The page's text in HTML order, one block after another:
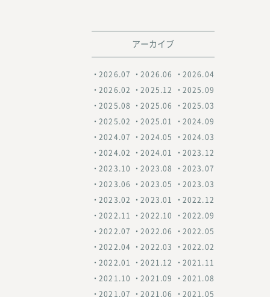
アーカイブ
2026.07 2026.06 2026.04
2026.02 2025.12 2025.09
2025.08 2025.06 2025.03
2025.02 2025.01 2024.09
2024.07 2024.05 2024.03
2024.02 2024.01 2023.12
2023.10 2023.08 2023.07
2023.06 2023.05 2023.03
2023.02 2023.01 2022.12
2022.11 2022.10 2022.09
2022.07 2022.06 2022.05
2022.04 2022.03 2022.02
2022.01 2021.12 2021.11
2021.10 2021.09 2021.08
2021.07 2021.06 2021.05